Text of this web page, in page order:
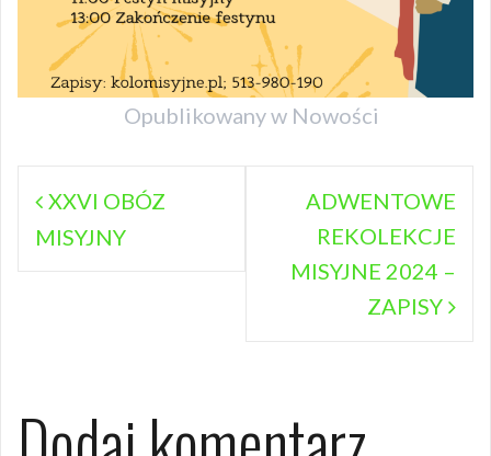
Opublikowany w Nowości
Nawigacja
wpisu
XXVI OBÓZ
MISYJNY
ADWENTOWE
REKOLEKCJE
MISYJNE 2024 –
ZAPISY